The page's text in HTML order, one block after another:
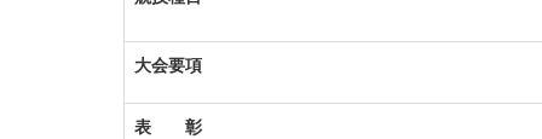
大会要項
表 彰